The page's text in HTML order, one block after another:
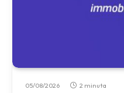
05/08/2026 2 minuta